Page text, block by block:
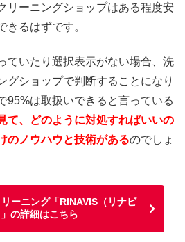
リーニングショップはある程度安
きるはずです。
ていたり選択表示がない場合、洗
グショップで判断することになり
95%は取扱いできると言っている
て、どのように対処すればいいの
のノウハウと技術があるのでしょ
ーニング「RINAVIS（リナビ
の詳細はこちら